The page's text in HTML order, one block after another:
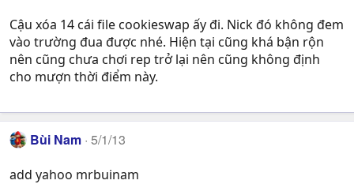
Cậu xóa 14 cái file cookieswap ấy đi. Nick đó không đem
vào trường đua được nhé. Hiện tại cũng khá bận rộn
nên cũng chưa chơi rep trở lại nên cũng không định
cho mượn thời điểm này.
Bùi Nam 5/1/13
add yahoo mrbuinam